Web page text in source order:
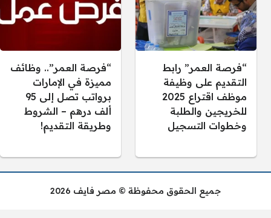
“فرصة العمر” رابط
التقديم على وظيفة
موظف اقتراع 2025
للخريجين والطلبة
وخطوات التسجيل
“فرصة العمر”.. وظائف
مميزة في الإمارات
برواتب تصل إلى 95
ألف درهم – الشروط
وطريقة التقديم!
جميع الحقوق محفوظة © مصر فايف 2026